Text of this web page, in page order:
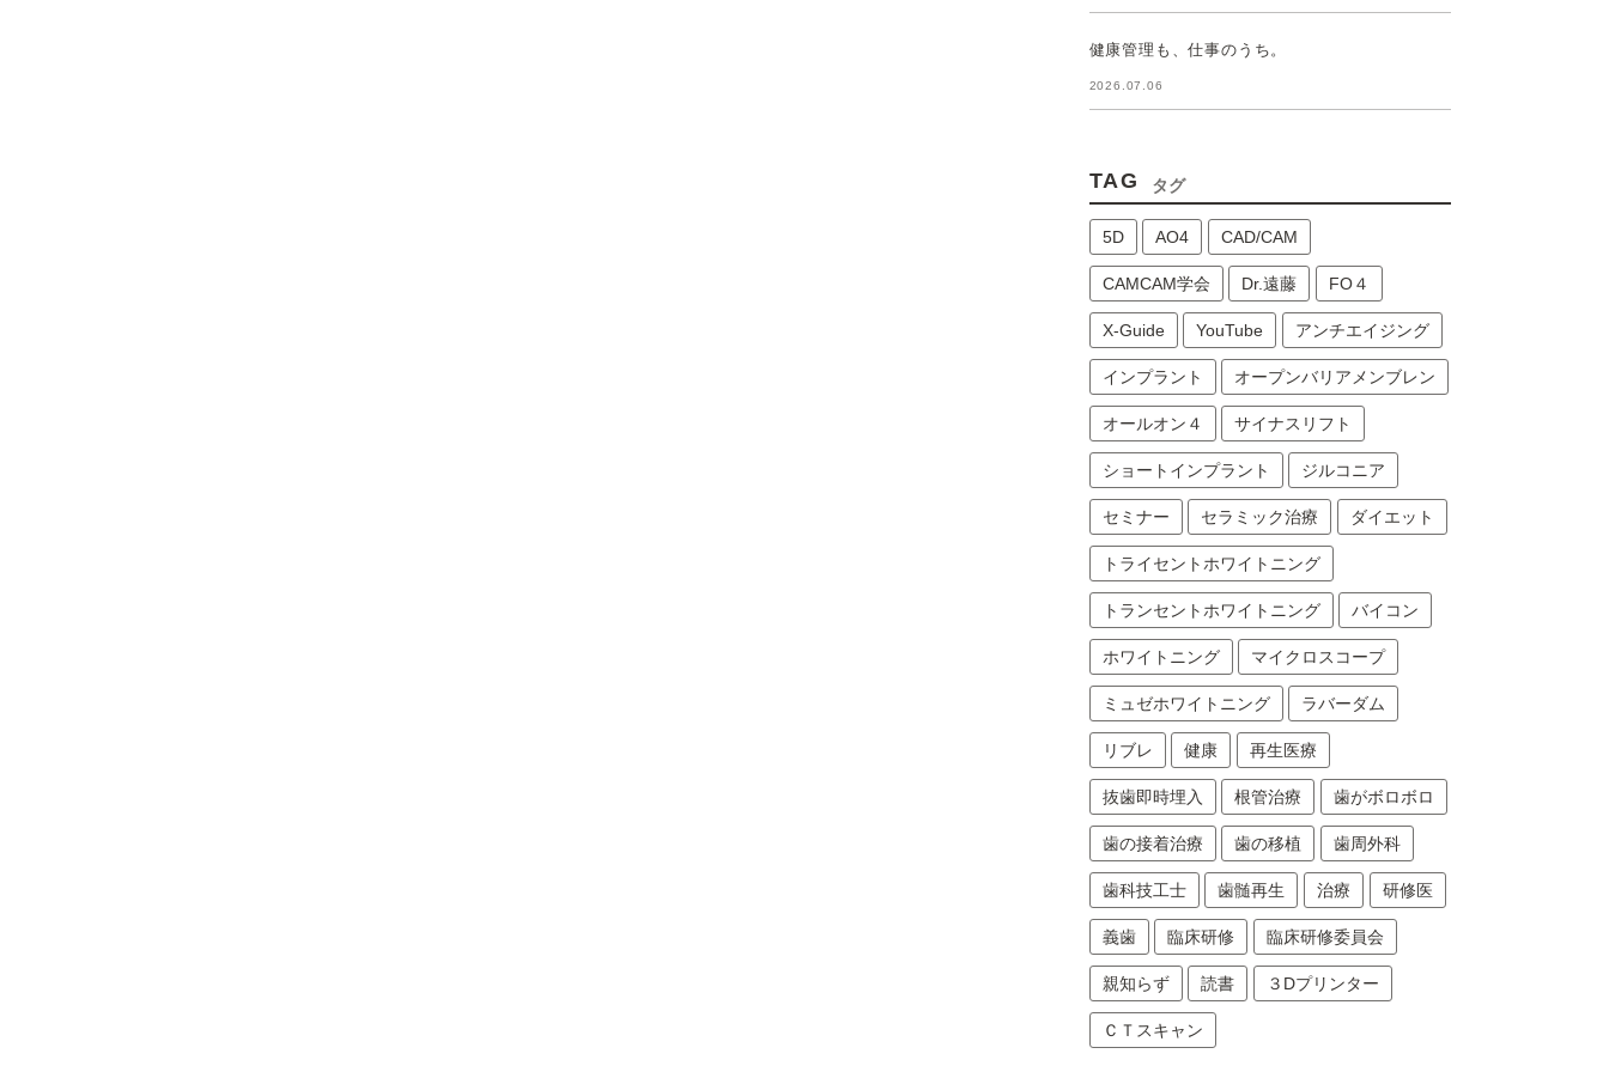
健康管理も、仕事のうち。
2026.07.06
TAG タグ
5D AO4 CAD/CAM
CAMCAM学会 Dr.遠藤 FO４
X-Guide YouTube アンチエイジング
インプラント オープンバリアメンブレン
オールオン４ サイナスリフト
ショートインプラント ジルコニア
セミナー セラミック治療 ダイエット
トライセントホワイトニング
トランセントホワイトニング バイコン
ホワイトニング マイクロスコープ
ミュゼホワイトニング ラバーダム
リブレ 健康 再生医療
抜歯即時埋入 根管治療 歯がボロボロ
歯の接着治療 歯の移植 歯周外科
歯科技工士 歯髄再生 治療 研修医
義歯 臨床研修 臨床研修委員会
親知らず 読書 ３Dプリンター
ＣＴスキャン